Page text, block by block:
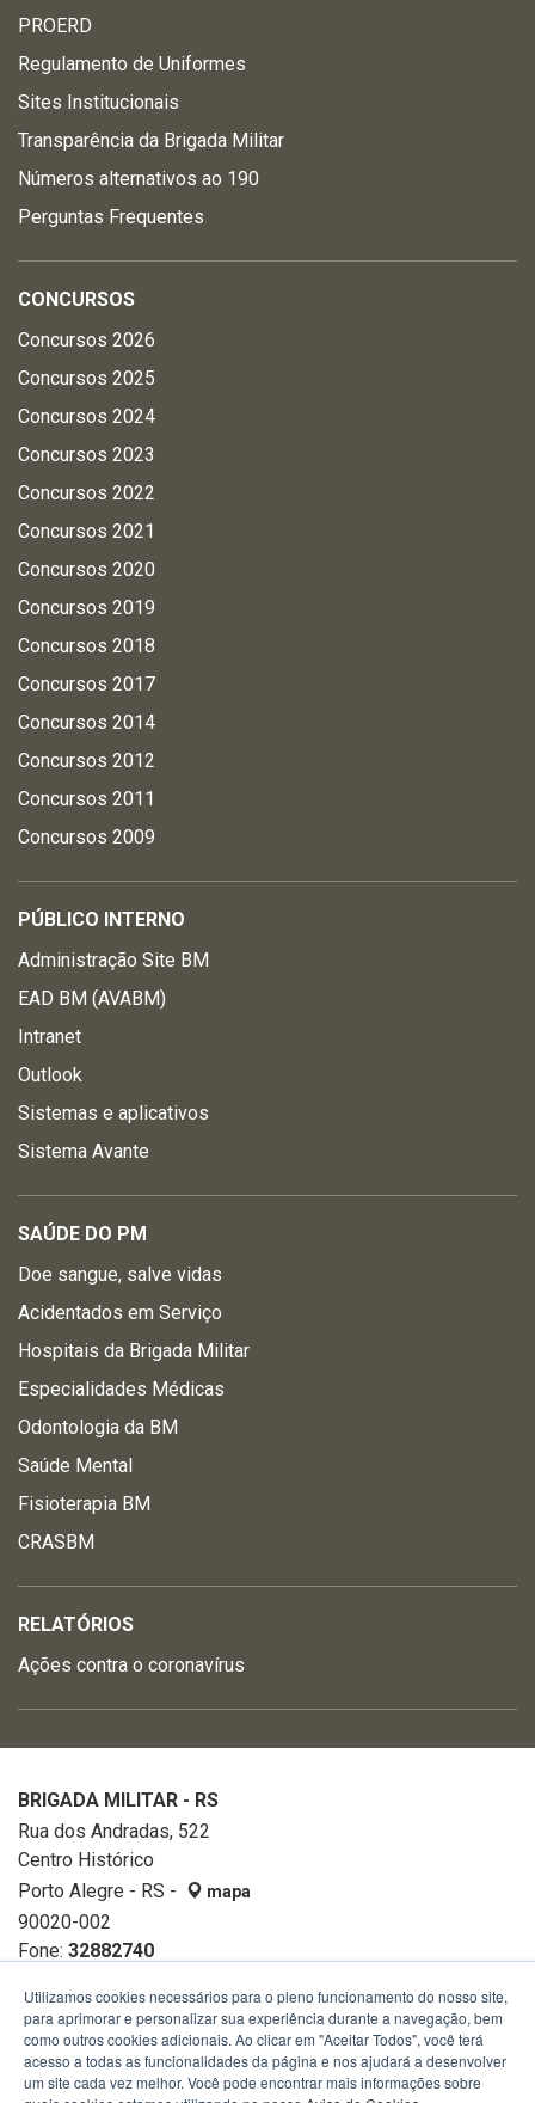
PROERD
Regulamento de Uniformes
Sites Institucionais
Transparência da Brigada Militar
Números alternativos ao 190
Perguntas Frequentes
CONCURSOS
Concursos 2026
Concursos 2025
Concursos 2024
Concursos 2023
Concursos 2022
Concursos 2021
Concursos 2020
Concursos 2019
Concursos 2018
Concursos 2017
Concursos 2014
Concursos 2012
Concursos 2011
Concursos 2009
PÚBLICO INTERNO
Administração Site BM
EAD BM (AVABM)
Intranet
Outlook
Sistemas e aplicativos
Sistema Avante
SAÚDE DO PM
Doe sangue, salve vidas
Acidentados em Serviço
Hospitais da Brigada Militar
Especialidades Médicas
Odontologia da BM
Saúde Mental
Fisioterapia BM
CRASBM
RELATÓRIOS
Ações contra o coronavírus
BRIGADA MILITAR - RS
Rua dos Andradas, 522
Centro Histórico
Porto Alegre - RS -
mapa
90020-002
Fone: 32882740
Utilizamos cookies necessários para o pleno funcionamento do nosso site,
para aprimorar e personalizar sua experiência durante a navegação, bem
como outros cookies adicionais. Ao clicar em "Aceitar Todos", você terá
acesso a todas as funcionalidades da página e nos ajudará a desenvolver
um site cada vez melhor. Você pode encontrar mais informações sobre